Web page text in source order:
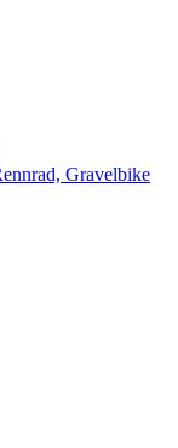
Gravelbike